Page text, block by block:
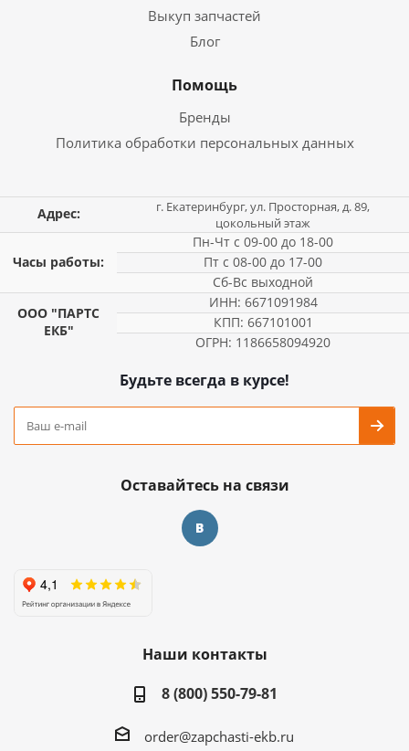
Выкуп запчастей
Блог
Помощь
Бренды
Политика обработки персональных данных
Адрес:
г. Екатеринбург, ул. Просторная, д. 89,
цокольный этаж
Часы работы:
Пн-Чт с 09-00 до 18-00
Пт с 08-00 до 17-00
Сб-Вс выходной
ООО "ПАРТС
ЕКБ"
ИНН: 6671091984
КПП: 667101001
ОГРН: 1186658094920
Будьте всегда в курсе!
Оставайтесь на связи
Наши контакты
8 (800) 550-79-81
order@zapchasti-ekb.ru